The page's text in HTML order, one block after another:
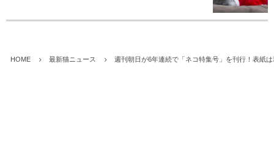
HOME 最新猫ニュース 週刊朝日が6年連続で「ネコ特集号」を刊行！表紙